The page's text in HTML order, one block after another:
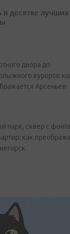
десятке лучших
двора до
курорта:
Арсеньев
парк, сквер с
как